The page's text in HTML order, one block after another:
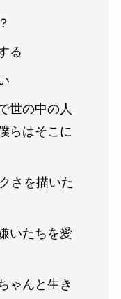
る
世の中の人
らはそこに
さを描いた
いたちを愛
ゃんと生き